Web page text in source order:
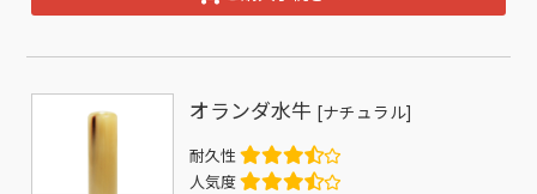
オランダ水牛 [ナチュラル]
耐久性
人気度